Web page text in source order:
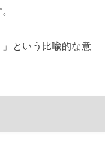
」という比喩的な意